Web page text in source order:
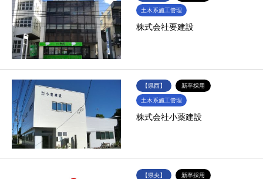
土木系施工管理
株式会社要建設
【県西】 新卒採用
土木系施工管理
株式会社小薬建設
【県央】 新卒採用